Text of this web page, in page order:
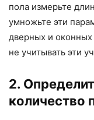
пола измерьте
умножьте эти
дверных и
не учитывать эти
2.
количество